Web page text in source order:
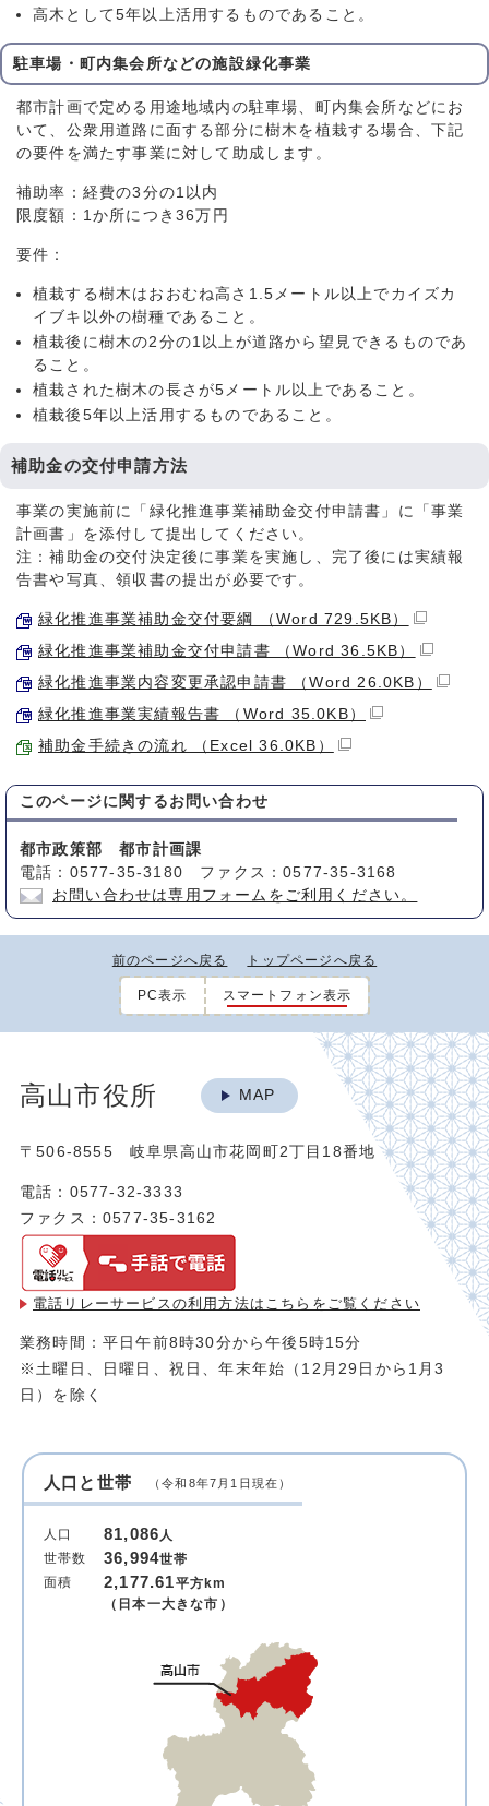
高木として5年以上活用するものであること。
駐車場・町内集会所などの施設緑化事業
都市計画で定める用途地域内の駐車場、町内集会所などにお
いて、公衆用道路に面する部分に樹木を植栽する場合、下記
の要件を満たす事業に対して助成します。
補助率：経費の3分の1以内
限度額：1か所につき36万円
要件：
植栽する樹木はおおむね高さ1.5メートル以上でカイズカ
イブキ以外の樹種であること。
植栽後に樹木の2分の1以上が道路から望見できるものであ
ること。
植栽された樹木の長さが5メートル以上であること。
植栽後5年以上活用するものであること。
補助金の交付申請方法
事業の実施前に「緑化推進事業補助金交付申請書」に「事業
計画書」を添付して提出してください。
注：補助金の交付決定後に事業を実施し、完了後には実績報
告書や写真、領収書の提出が必要です。
緑化推進事業補助金交付要綱 （Word 729.5KB）
緑化推進事業補助金交付申請書 （Word 36.5KB）
緑化推進事業内容変更承認申請書 （Word 26.0KB）
緑化推進事業実績報告書 （Word 35.0KB）
補助金手続きの流れ （Excel 36.0KB）
このページに関する お問い合わせ
都市政策部 都市計画課
電話：0577-35-3180 ファクス：0577-35-3168
お問い合わせは専用フォームをご利用ください。
前のページへ戻る トップページへ戻る
PC表示 スマートフォン表示
高山市役所 MAP
〒506-8555 岐阜県高山市花岡町2丁目18番地
電話：0577-32-3333
ファクス：0577-35-3162
電話リレーサービスの利用方法は こちらをご覧ください
業務時間：平日午前8時30分から午後5時15分
※土曜日、日曜日、祝日、年末年始（12月29日から1月3
日）を除く
人口と世帯 （令和8年7月1日現在）
人口 81,086人
世帯数
36,994世帯
面積
2,177.61平方km
（日本一大きな市）